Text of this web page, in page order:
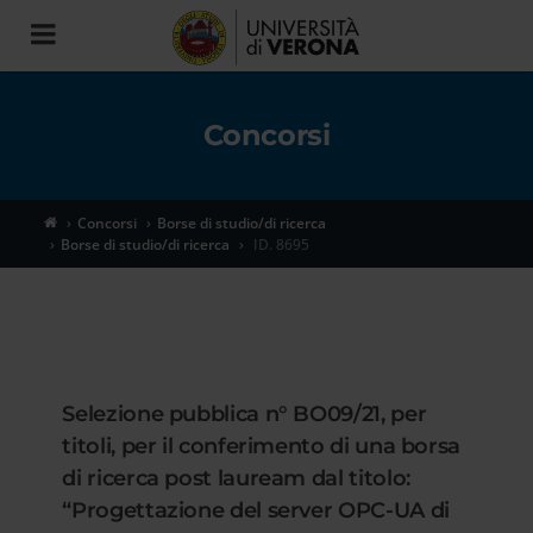
Toggle
navigation
Concorsi
Concorsi
Borse di studio/di ricerca
Borse di studio/di ricerca
ID. 8695
Selezione pubblica n° BO09/21, per
titoli, per il conferimento di una borsa
di ricerca post lauream dal titolo:
“Progettazione del server OPC-UA di